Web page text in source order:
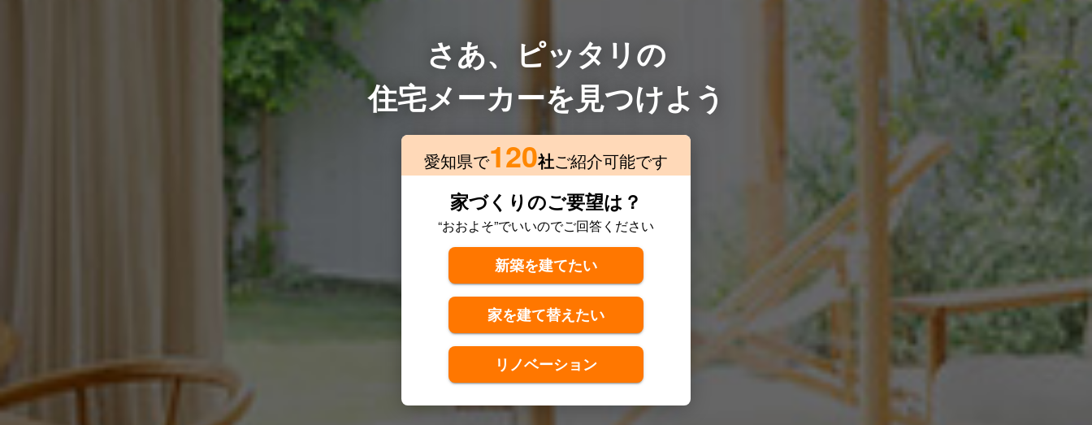
さあ、ピッタリの
住宅メーカーを見つけよう
愛知県で120社ご紹介可能です
家づくりのご要望は？
“おおよそ”でいいのでご回答ください
新築を建てたい
家を建て替えたい
リノベーション